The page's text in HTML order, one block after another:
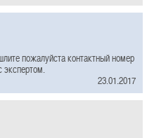
пожалуйста контактный номер
экспертом.
23.01.2017